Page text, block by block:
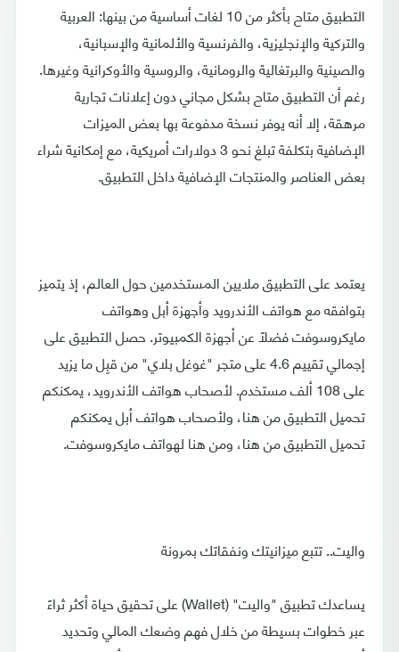
التطبيق متاح بأكثر من 10 لغات أساسية من بينها: العربية
والتركية والإنجليزية، والفرنسية والألمانية والإسبانية،
والصينية والبرتغالية والرومانية، والروسية والأوكرانية وغيرها.
رغم أن التطبيق متاح بشكل مجاني دون إعلانات تجارية
مرهقة، إلا أنه يوفر نسخة مدفوعة بها بعض الميزات
الإضافية بتكلفة تبلغ نحو 3 دولارات أمريكية، مع إمكانية شراء
بعض العناصر والمنتجات الإضافية داخل التطبيق.
يعتمد على التطبيق ملايين المستخدمين حول العالم، إذ يتميز
بتوافقه مع هواتف الأندرويد وأجهزة أبل وهواتف
مايكروسوفت فضلًا عن أجهزة الكمبيوتر. حصل التطبيق على
إجمالي تقييم 4.6 على متجر "غوغل بلاي" من قبِل ما يزيد
على 108 ألف مستخدم. لأصحاب هواتف الأندرويد، يمكنكم
تحميل التطبيق من هنا، ولأصحاب هواتف أبل يمكنكم
تحميل التطبيق من هنا، ومن هنا لهواتف مايكروسوفت.
واليت.. تتبع ميزانيتك ونفقاتك بمرونة
يساعدك تطبيق "واليت" (Wallet) على تحقيق حياة أكثر ثراءً
عبر خطوات بسيطة من خلال فهم وضعك المالي وتحديد